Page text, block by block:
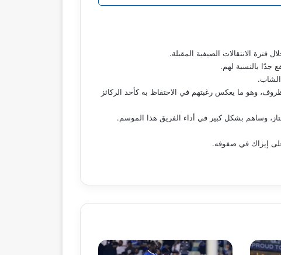
الانتقالات الصيفية المقبلة.
جدًا بالنسبة لهم.
وهو ما يعكس رغبتهم في الاحتفاظ به كأحد الركائز
وساهم بشكل كبير في أداء الفريق هذا الموسم.
إيزاك في صفوفه.